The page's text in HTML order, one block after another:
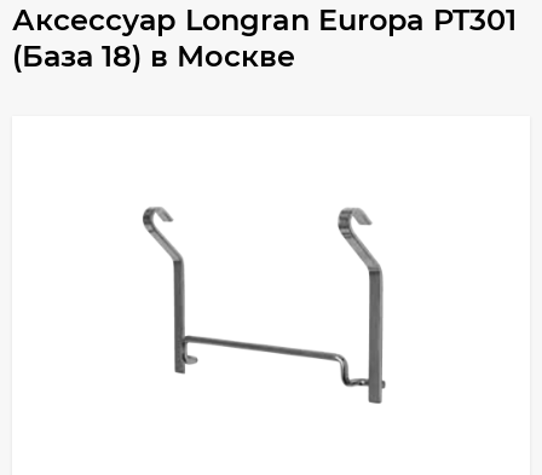
Аксессуар Longran Europa PT301
(База 18) в Москве